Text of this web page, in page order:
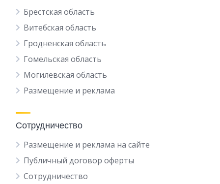
Брестская область
Витебская область
Гродненская область
Гомельская область
Могилевская область
Размещение и реклама
Сотрудничество
Размещение и реклама на сайте
Публичный договор оферты
Сотрудничество